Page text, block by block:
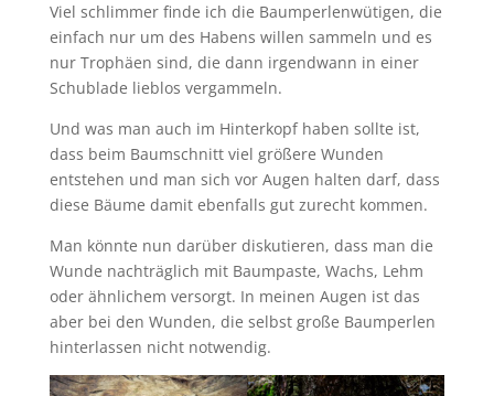
Viel schlimmer finde ich die Baumperlenwütigen, die
einfach nur um des Habens willen sammeln und es
nur Trophäen sind, die dann irgendwann in einer
Schublade lieblos vergammeln.
Und was man auch im Hinterkopf haben sollte ist,
dass beim Baumschnitt viel größere Wunden
entstehen und man sich vor Augen halten darf, dass
diese Bäume damit ebenfalls gut zurecht kommen.
Man könnte nun darüber diskutieren, dass man die
Wunde nachträglich mit Baumpaste, Wachs, Lehm
oder ähnlichem versorgt. In meinen Augen ist das
aber bei den Wunden, die selbst große Baumperlen
hinterlassen nicht notwendig.